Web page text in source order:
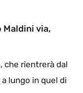
Maldini via,
che rientrerà dal
lungo in quel di